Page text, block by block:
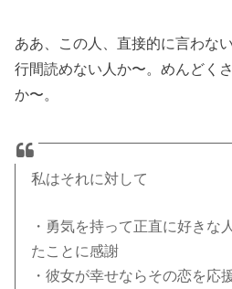
ああ、この人、直接的に言わな
行間読めない人か〜。めんどく
か〜。
私はそれに対して
・勇気を持って正直に好きな
たことに感謝
・彼女が幸せならその恋を応